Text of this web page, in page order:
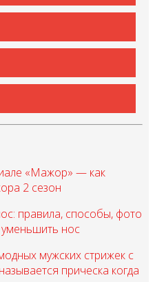
«Мажор» — как
2 сезон
правила, способы, фото
нос
мужских стрижек с
прическа когда